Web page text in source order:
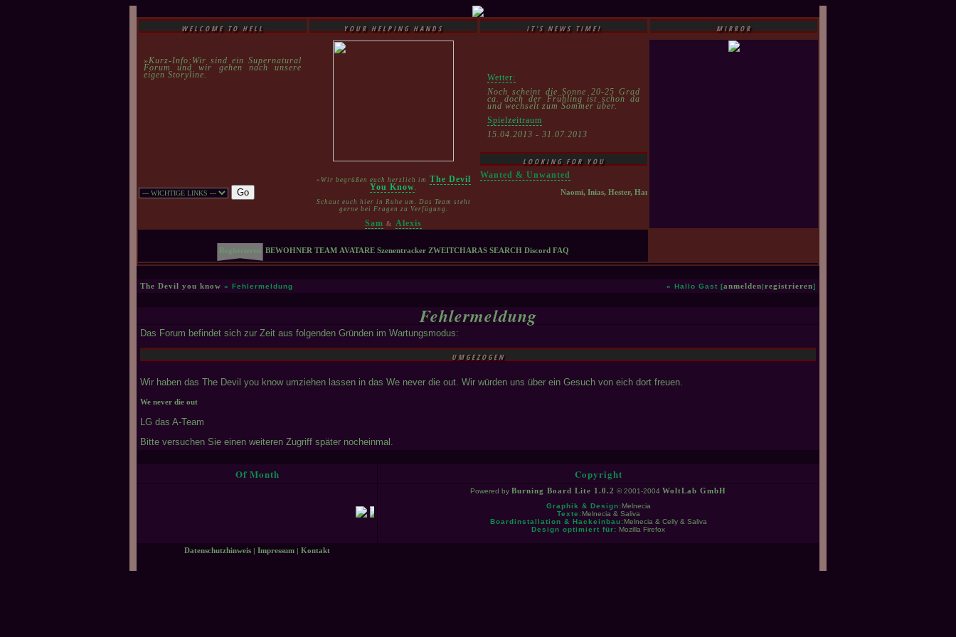
WELCOME TO HELL YOUR HELPING HANDS IT'S NEWS TIME! MIRROR
»Kurz-Info:Wir sind ein Supernatural
Forum und wir gehen nach unsere
eigen Storyline.
»Wir begrüßen euch herzlich im The Devil
You Know .
Schaut euch hier in Ruhe um. Das Team steht
gerne bei Fragen zu Verfügung.
Sam & Alexis
Wetter:
Noch scheint die Sonne 20-25 Grad
ca. doch der Frühling ist schon da
und wechselt zum Sommer über.
Spielzeitraum
15.04.2013 - 31.07.2013
LOOKING FOR YOU
Wanted & Unwanted
Naomi, Inias, Hester, Hannah, Ezechiel, Metatron, Ramiel, Dagon, Asmodeus, Meg Masters, Abraxas, Bobby
Registrieren BEWOHNER TEAM AVATARE Szenentracker ZWEITCHARAS SEARCH Discord FAQ
The Devil you know » Fehlermeldung » Hallo Gast [anmelden|registrieren]
Fehlermeldung
Das Forum befindet sich zur Zeit aus folgenden Gründen im Wartungsmodus:
UMGEZOGEN
Wir haben das The Devil you know umziehen lassen in das We never die out. Wir würden uns über ein Gesuch von eich dort freuen.
We never die out
LG das A-Team
Bitte versuchen Sie einen weiteren Zugriff später nocheinmal.
Of Month Copyright
Powered by Burning Board Lite 1.0.2 © 2001-2004 WoltLab GmbH
Graphik & Design:Melnecia
Texte:Melnecia & Saliva
Boardinstallation & Hackeinbau:Melnecia & Celly & Saliva
Design optimiert für: Mozilla Firefox
Datenschutzhinweis | Impressum | Kontakt